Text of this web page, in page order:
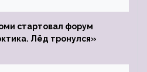
стартовал форум
Лёд тронулся»